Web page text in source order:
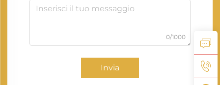
0/1000
Invia